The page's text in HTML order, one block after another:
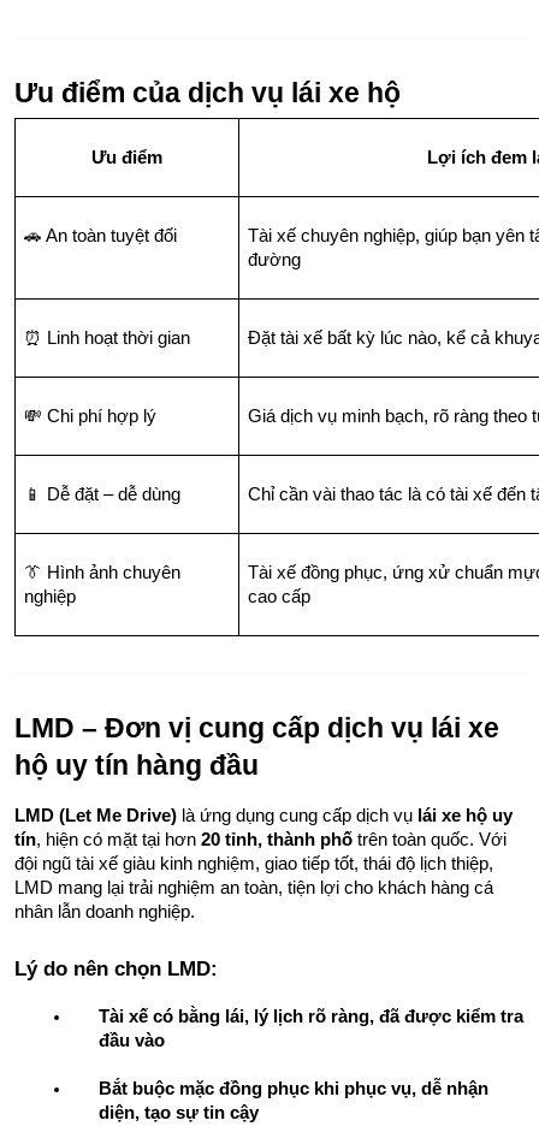
Ưu điểm của dịch vụ lái xe hộ
Ưu điểm Lợi ích đem
🚗 An toàn tuyệt đối
Tài xế chuyên nghiệp, giúp bạn yên
đường
⏰ Linh hoạt thời gian Đặt tài xế bất kỳ lúc nào, kể cả
💸 Chi phí hợp lý Giá dịch vụ minh bạch, rõ ràng theo
📱 Dễ đặt – dễ dùng Chỉ cần vài thao tác là có tài xế đến
👔 Hình ảnh chuyên
nghiệp
Tài xế đồng phục, ứng xử chuẩn
cao cấp
LMD – Đơn vị cung cấp dịch vụ lái xe
hộ uy tín hàng đầu
LMD (Let Me Drive) là ứng dụng cung cấp dịch vụ lái xe hộ uy
tín, hiện có mặt tại hơn 20 tỉnh, thành phố trên toàn quốc. Với
đội ngũ tài xế giàu kinh nghiệm, giao tiếp tốt, thái độ lịch thiệp,
LMD mang lại trải nghiệm an toàn, tiện lợi cho khách hàng cá
nhân lẫn doanh nghiệp.
Lý do nên chọn LMD:
Tài xế có bằng lái, lý lịch rõ ràng, đã được kiểm tra
đầu vào
Bắt buộc mặc đồng phục khi phục vụ, dễ nhận
diện, tạo sự tin cậy